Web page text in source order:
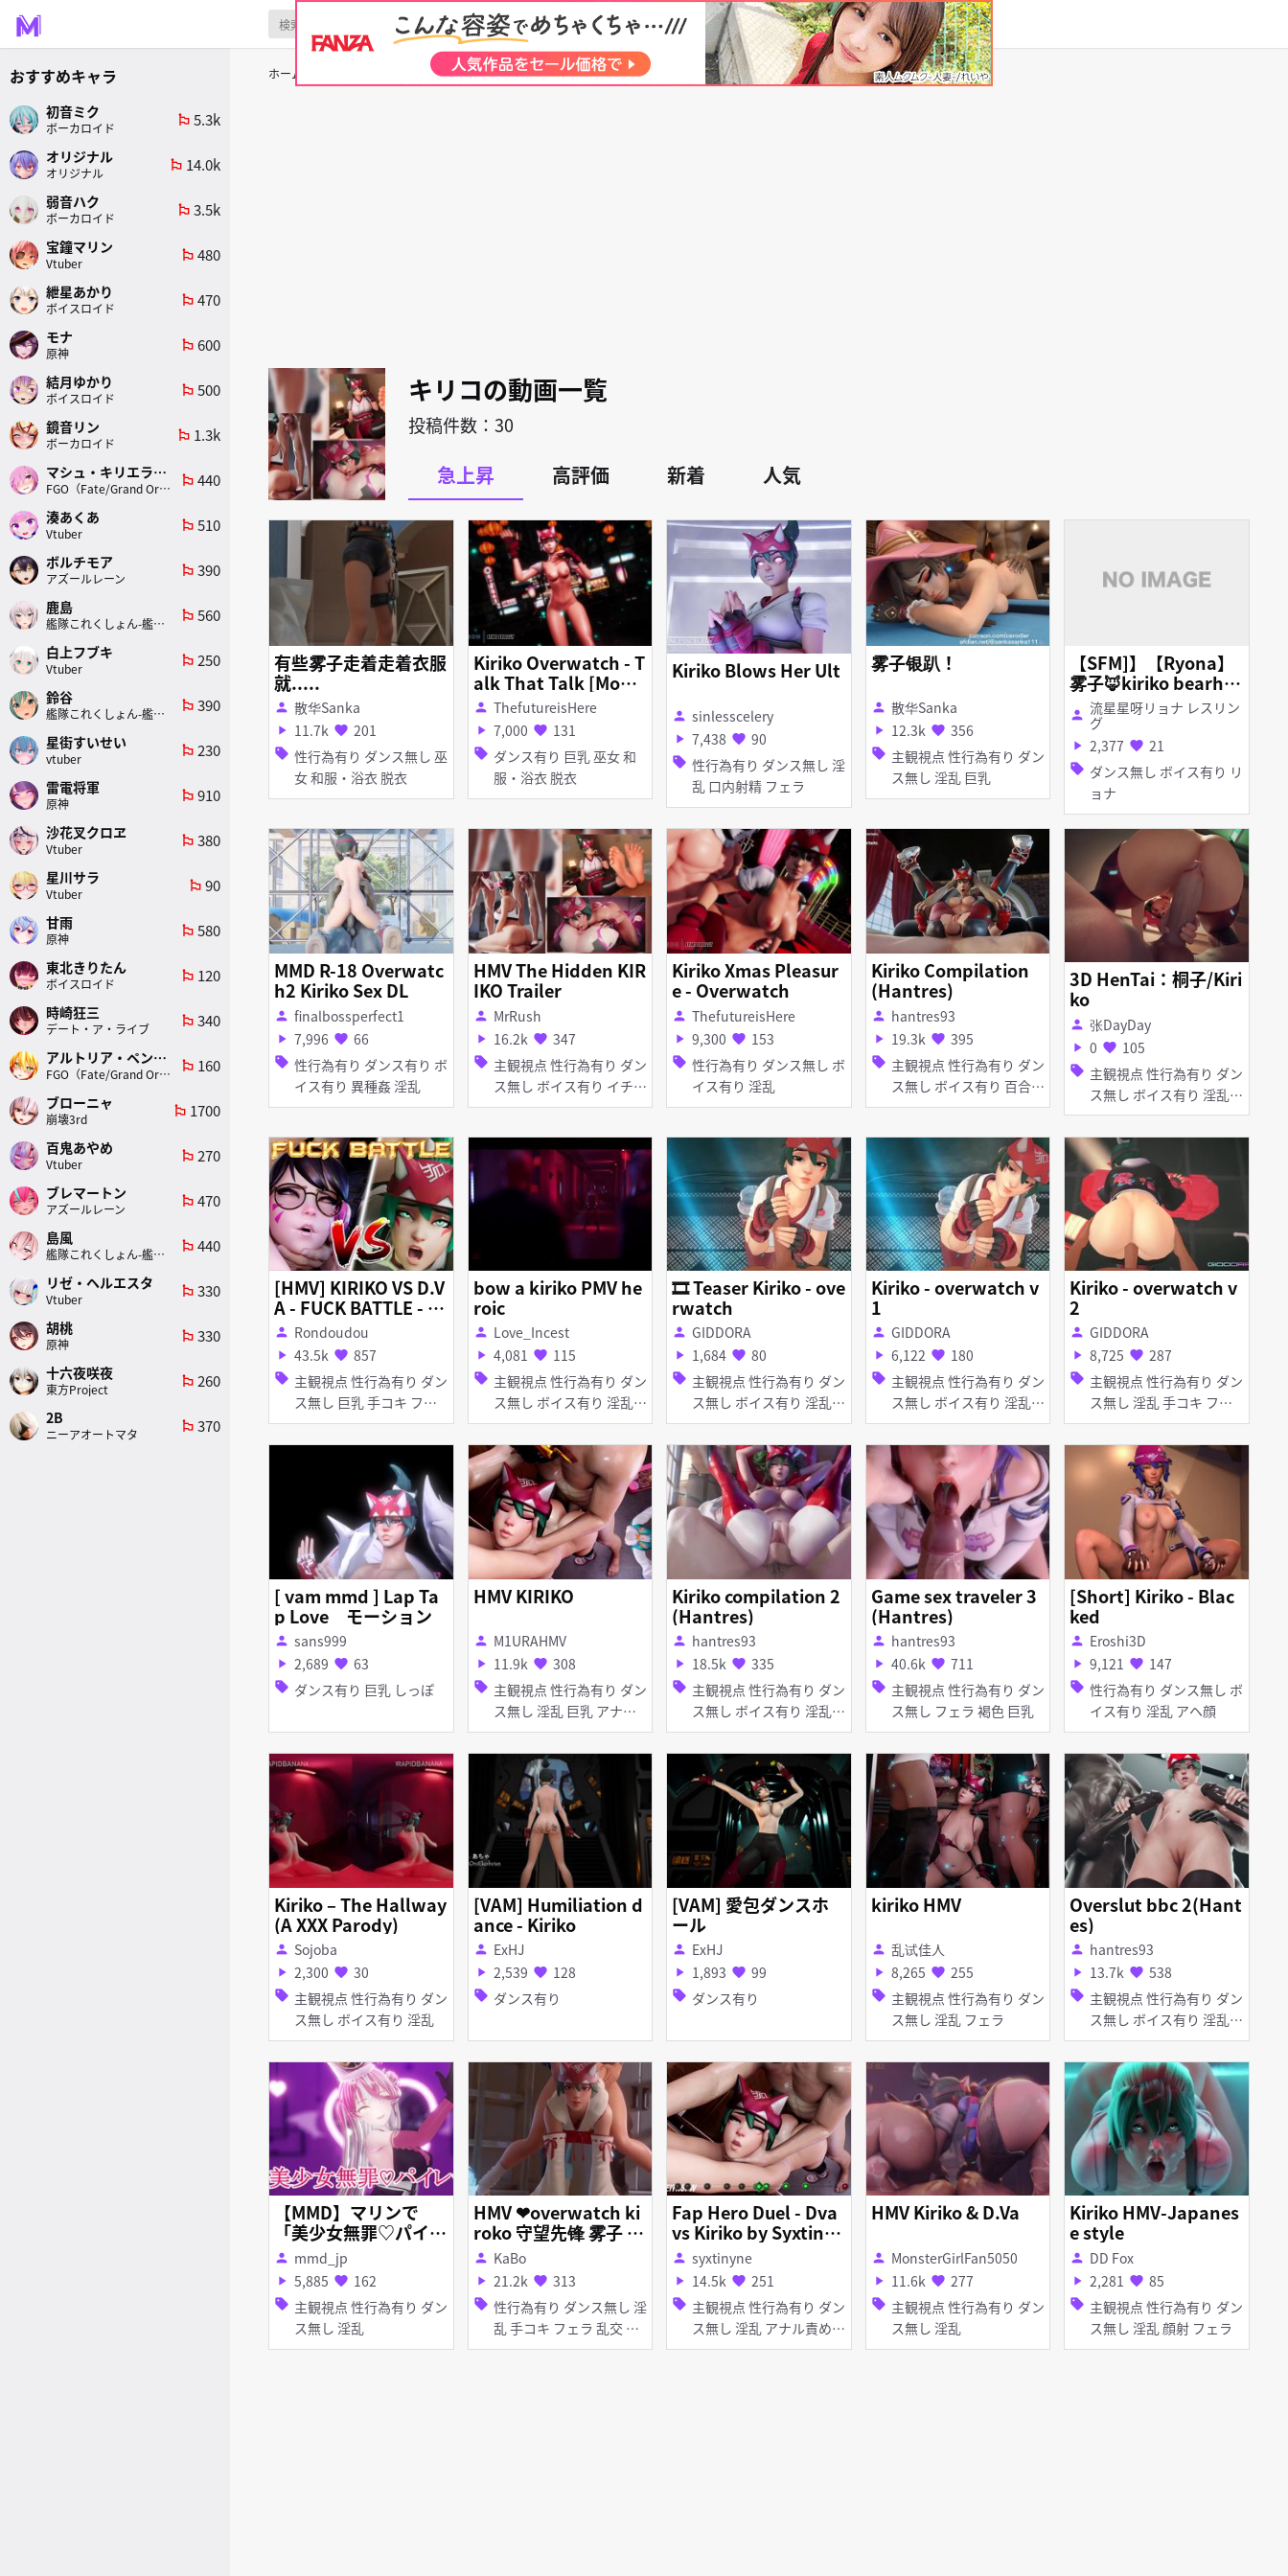
search キャラ 作者 タグ 原作
ホーム オーバーウォッチ キリコ
キリコの動画一覧
投稿件数：30
急上昇 高評価 新着 人気
有些雾子走着走着衣服
就.....
person 散华Sanka
play_arrow 11.7k favorite 201
sell 性行為有り ダンス無し 巫
女 和服・浴衣 脱衣
Kiriko Overwatch - T
alk That Talk [Model
DL]
person ThefutureisHere
play_arrow 7,000 favorite 131
sell ダンス有り 巨乳 巫女 和
服・浴衣 脱衣
Kiriko Blows Her Ult
person sinlesscelery
play_arrow 7,438 favorite 90
sell 性行為有り ダンス無し 淫
乱 口内射精 フェラ
雾子银趴！
person 散华Sanka
play_arrow 12.3k favorite 356
sell 主観視点 性行為有り ダン
ス無し 淫乱 巨乳
【SFM]】【Ryona】
雾子🦊kiriko bearhu
g 腰痛リョナ
person 流星星呀リョナ レスリン
グ
play_arrow 2,377 favorite 21
sell ダンス無し ボイス有り リ
ョナ
MMD R-18 Overwatc
h2 Kiriko Sex DL
person finalbossperfect1
play_arrow 7,996 favorite 66
sell 性行為有り ダンス有り ボ
イス有り 異種姦 淫乱
HMV The Hidden KIR
IKO Trailer
person MrRush
play_arrow 16.2k favorite 347
sell 主観視点 性行為有り ダン
ス無し ボイス有り イチャ
ラブ・あまあま 無理やり
ラマチオ 獣姦 ディープス
ロート フェラ 女性上位
乱交
Kiriko Xmas Pleasur
e - Overwatch
person ThefutureisHere
play_arrow 9,300 favorite 153
sell 性行為有り ダンス無し ボ
イス有り 淫乱
Kiriko Compilation
(Hantres)
person hantres93
play_arrow 19.3k favorite 395
sell 主観視点 性行為有り ダン
ス無し ボイス有り 百合・
レズ 淫乱 巨乳 和服・浴
コキ フェラ アナル責め
3D HenTai：桐子/Kiri
ko
person 张DayDay
play_arrow 0 favorite 105
sell 主観視点 性行為有り ダン
ス無し ボイス有り 淫乱
巨乳 お漏らし・潮吹き 女
性上位
[HMV] KIRIKO VS D.V
A - FUCK BATTLE - R
ondoudou Media
person Rondoudou
play_arrow 43.5k favorite 857
sell 主観視点 性行為有り ダン
ス無し 巨乳 手コキ フェ
ラ
bow a kiriko PMV he
roic
person Love_Incest
play_arrow 4,081 favorite 115
sell 主観視点 性行為有り ダン
ス無し ボイス有り 淫乱
巨乳 タイツ・ストッキン
グ 和服・浴衣 イラマチオ
ディープスロート 手コキ
フェラ
🎞️ Teaser Kiriko - ove
rwatch
person GIDDORA
play_arrow 1,684 favorite 80
sell 主観視点 性行為有り ダン
ス無し ボイス有り 淫乱
手コキ フェラ
Kiriko - overwatch v
1
person GIDDORA
play_arrow 6,122 favorite 180
sell 主観視点 性行為有り ダン
ス無し ボイス有り 淫乱
手コキ フェラ
Kiriko - overwatch v
2
person GIDDORA
play_arrow 8,725 favorite 287
sell 主観視点 性行為有り ダン
ス無し 淫乱 手コキ フェ
ラ
[ vam mmd ] Lap Ta
p Love モーション
person sans999
play_arrow 2,689 favorite 63
sell ダンス有り 巨乳 しっぽ
HMV KIRIKO
person M1URAHMV
play_arrow 11.9k favorite 308
sell 主観視点 性行為有り ダン
ス無し 淫乱 巨乳 アナル
責め 手コキ フェラ 乱交
Kiriko compilation 2
(Hantres)
person hantres93
play_arrow 18.5k favorite 335
sell 主観視点 性行為有り ダン
ス無し ボイス有り 淫乱
アナル責め イラマチオ フ
ェラ 顔射
Game sex traveler 3
(Hantres)
person hantres93
play_arrow 40.6k favorite 711
sell 主観視点 性行為有り ダン
ス無し フェラ 褐色 巨乳
[Short] Kiriko - Blac
ked
person Eroshi3D
play_arrow 9,121 favorite 147
sell 性行為有り ダンス無し ボ
イス有り 淫乱 アヘ顔
Kiriko – The Hallway
(A XXX Parody)
person Sojoba
play_arrow 2,300 favorite 30
sell 主観視点 性行為有り ダン
ス無し ボイス有り 淫乱
[VAM] Humiliation d
ance - Kiriko
person ExHJ
play_arrow 2,539 favorite 128
sell ダンス有り
[VAM] 愛包ダンスホ
ール
person ExHJ
play_arrow 1,893 favorite 99
sell ダンス有り
kiriko HMV
person 乱试佳人
play_arrow 8,265 favorite 255
sell 主観視点 性行為有り ダン
ス無し 淫乱 フェラ
Overslut bbc 2(Hant
es)
person hantres93
play_arrow 13.7k favorite 538
sell 主観視点 性行為有り ダン
ス無し ボイス有り 淫乱
イラマチオ 口内射精 ディ
ープスロート 手コキ フェ
ラ 乱交
【MMD】マリンで
「美少女無罪♡パイレ
ーツ」/Marine 「Bis
houjo Muzai♡Pirate
s」
person mmd_jp
play_arrow 5,885 favorite 162
sell 主観視点 性行為有り ダン
ス無し 淫乱
HMV ❤overwatch ki
roko 守望先锋 雾子 ウ
ォッチタワー・ミステ
ィ sex time 01~
person KaBo
play_arrow 21.2k favorite 313
sell 性行為有り ダンス無し 淫
乱 手コキ フェラ 乱交 ボ
イス有り
Fap Hero Duel - Dva
vs Kiriko by Syxtinyn
e
person syxtinyne
play_arrow 14.5k favorite 251
sell 主観視点 性行為有り ダン
ス無し 淫乱 アナル責め
顔射
HMV Kiriko & D.Va
person MonsterGirlFan5050
play_arrow 11.6k favorite 277
sell 主観視点 性行為有り ダン
ス無し 淫乱
Kiriko HMV-Japanes
e style
person DD Fox
play_arrow 2,281 favorite 85
sell 主観視点 性行為有り ダン
ス無し 淫乱 顔射 フェラ
おすすめキャラ
初音ミク
ボーカロイド
emoji_flags 5.3k
オリジナル
オリジナル
emoji_flags 14.0k
弱音ハク
ボーカロイド
emoji_flags 3.5k
宝鐘マリン
Vtuber
emoji_flags 480
紲星あかり
ボイスロイド
emoji_flags 470
モナ
原神
emoji_flags 600
結月ゆかり
ボイスロイド
emoji_flags 500
鏡音リン
ボーカロイド
emoji_flags 1.3k
マシュ・キリエライト
FGO（Fate/Grand Order）
emoji_flags 440
湊あくあ
Vtuber
emoji_flags 510
ボルチモア
アズールレーン
emoji_flags 390
鹿島
艦隊これくしょん-艦これ-
emoji_flags 560
白上フブキ
Vtuber
emoji_flags 250
鈴谷
艦隊これくしょん-艦これ-
emoji_flags 390
星街すいせい
vtuber
emoji_flags 230
雷電将軍
原神
emoji_flags 910
沙花叉クロヱ
Vtuber
emoji_flags 380
星川サラ
Vtuber
emoji_flags 90
甘雨
原神
emoji_flags 580
東北きりたん
ボイスロイド
emoji_flags 120
時崎狂三
デート・ア・ライブ
emoji_flags 340
アルトリア・ペンドラゴン(ランサー)
FGO（Fate/Grand Order）
emoji_flags 160
ブローニャ
崩壊3rd
emoji_flags 1700
百鬼あやめ
Vtuber
emoji_flags 270
ブレマートン
アズールレーン
emoji_flags 470
島風
艦隊これくしょん-艦これ-
emoji_flags 440
リゼ・ヘルエスタ
Vtuber
emoji_flags 330
胡桃
原神
emoji_flags 330
十六夜咲夜
東方Project
emoji_flags 260
2B
ニーアオートマタ
emoji_flags 370